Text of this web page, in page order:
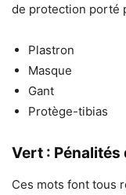
de protection porté
Plastron
Masque
Gant
Protège-tibias
Vert : Pénalités
Ces mots font tous